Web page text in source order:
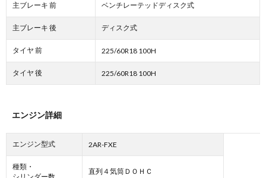
主ブレーキ 前 ベンチレーテッドディスク式
主ブレーキ 後 ディスク式
タイヤ 前 225/60R18 100H
タイヤ 後 225/60R18 100H
エンジン詳細
エンジン型式 2AR-FXE
種類・
直列４気筒ＤＯＨＣ